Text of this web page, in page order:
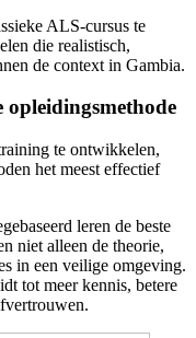
ALS-cursus te
die realistisch,
de context in Gambia.
opleidingsmethode
te ontwikkelen,
het meest effectief
leren de beste
niet alleen de theorie,
in een veilige omgeving.
tot meer kennis, betere